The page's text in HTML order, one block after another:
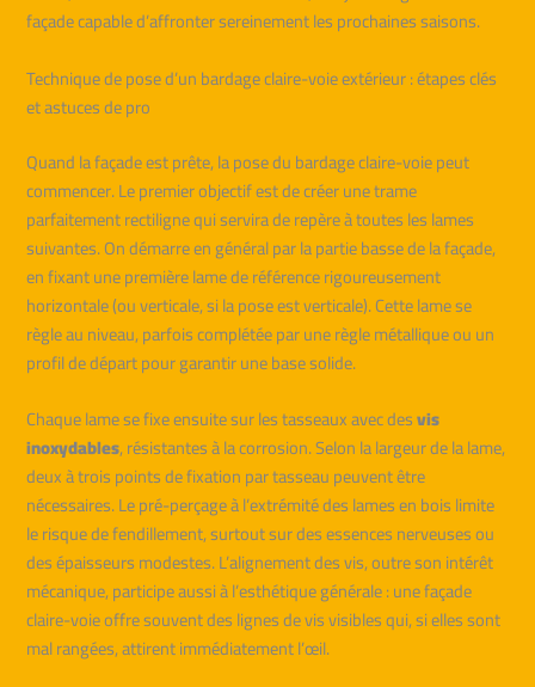
façade capable d’affronter sereinement les prochaines saisons.
Technique de pose d’un bardage claire-voie extérieur : étapes clés
et astuces de pro
Quand la façade est prête, la pose du bardage claire-voie peut
commencer. Le premier objectif est de créer une trame
parfaitement rectiligne qui servira de repère à toutes les lames
suivantes. On démarre en général par la partie basse de la façade,
en fixant une première lame de référence rigoureusement
horizontale (ou verticale, si la pose est verticale). Cette lame se
règle au niveau, parfois complétée par une règle métallique ou un
profil de départ pour garantir une base solide.
Chaque lame se fixe ensuite sur les tasseaux avec desvis
inoxydables, résistantes à la corrosion. Selon la largeur de la lame,
deux à trois points de fixation par tasseau peuvent être
nécessaires. Le pré-perçage à l’extrémité des lames en bois limite
le risque de fendillement, surtout sur des essences nerveuses ou
des épaisseurs modestes. L’alignement des vis, outre son intérêt
mécanique, participe aussi à l’esthétique générale : une façade
claire-voie offre souvent des lignes de vis visibles qui, si elles sont
mal rangées, attirent immédiatement l’œil.